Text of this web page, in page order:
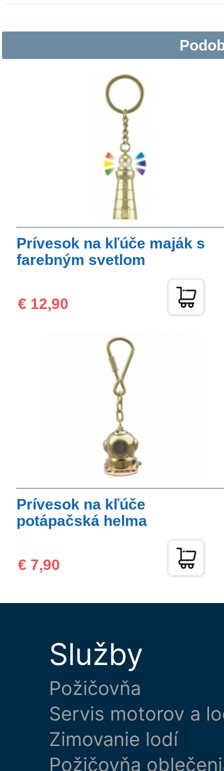
Prívesok na kľúče maják s
farebným svetlom
€ 12,90
Prívesok na kľúče
potápačská helma
€ 7,90
Služby
Požičovňa
Servis motorov a
Zimovanie lodí
Požičovňa